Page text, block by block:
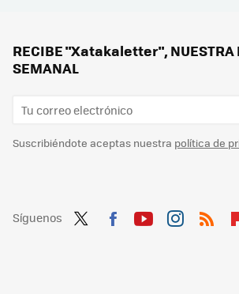
RECIBE "Xatakaletter", NUESTRA
SEMANAL
Suscribiéndote aceptas nuestra política de
Síguenos